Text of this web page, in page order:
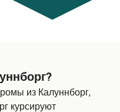
из Калуннборг,
курсируют